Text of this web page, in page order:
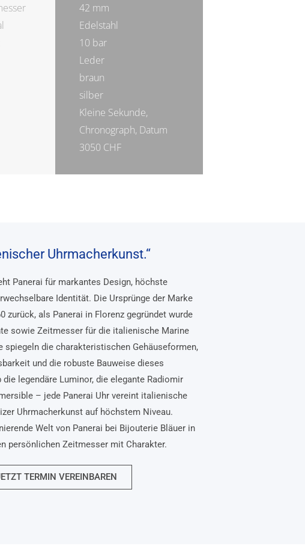
42 mm
Edelstahl
10 bar
Leder
braun
silber
Kleine Sekunde,
Chronograph, Datum
3050 CHF
Uhrmacherkunst.“
Panerai für markantes Design, höchste
Identität. Die Ursprünge der Marke
zurück, als Panerai in Florenz gegründet wurde
sowie Zeitmesser für die italienische Marine
spiegeln die charakteristischen Gehäuseformen,
und die robuste Bauweise dieses
die legendäre Luminor, die elegante Radiomir
– jede Panerai Uhr vereint italienische
Uhrmacherkunst auf höchstem Niveau.
Welt von Panerai bei Bijouterie Bläuer in
persönlichen Zeitmesser mit Charakter.
TERMIN VEREINBAREN